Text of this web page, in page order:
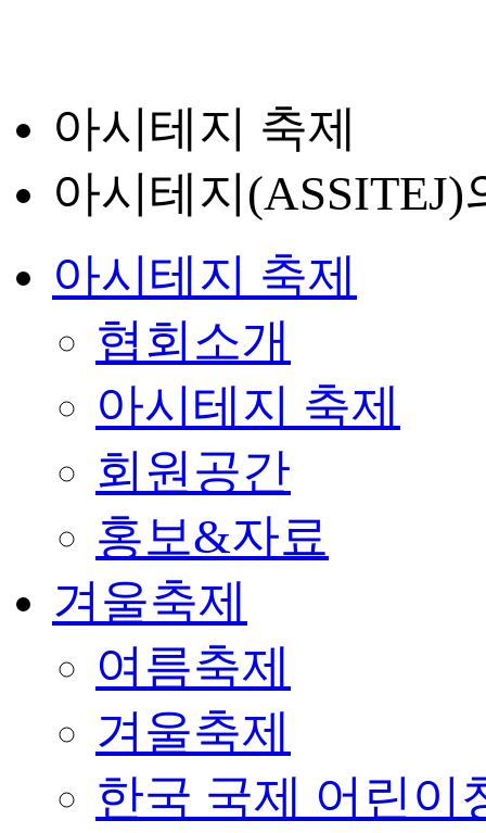
아시테지 축제
아시테지
아시테지 축제
협회소개
아시테지 축제
회원공간
홍보&자료
겨울축제
여름축제
겨울축제
한국 국제 어린이